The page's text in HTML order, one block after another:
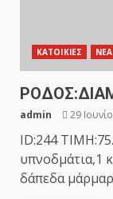
ΚΑΤΟΙΚΙΕΣ
admin 29
ID:244
υπνοδμάτια,1
δάπεδα